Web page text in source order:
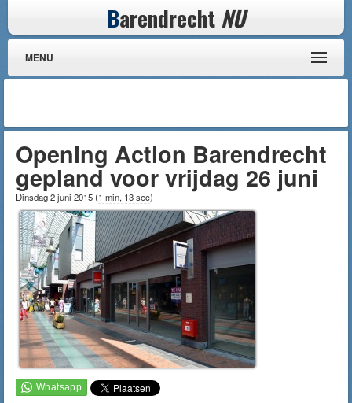
Barendrecht NU
MENU
Opening Action Barendrecht
gepland voor vrijdag 26 juni
Dinsdag 2 juni 2015(1 min, 13 sec)